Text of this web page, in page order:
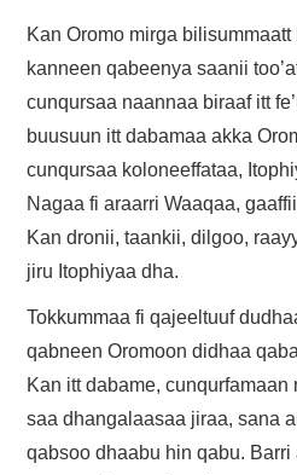
Kan Oromo mirga
kanneen qabeenya saanii
cunqursaa naannaa biraaf itt
buusuun itt dabamaa akka
cunqursaa koloneeffataa,
Nagaa fi araarri Waaqaa,
Kan dronii, taankii, dilgoo,
jiru Itophiyaa dha.
Tokkummaa fi qajeeltuuf
qabneen Oromoon didhaa
Kan itt dabame,
saa dhangalaasaa jiraa, sana
qabsoo dhaabu hin qabu. Barri